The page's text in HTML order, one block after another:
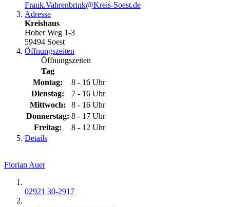
Frank.Vahrenbrink@​Kreis-Soest.de
Adresse
Kreishaus
Hoher Weg 1-3
59494 Soest
Öffnungszeiten
Öffnungszeiten
Tag
Montag:
8 - 16 Uhr
Dienstag:
7 - 16 Uhr
Mittwoch:
8 - 16 Uhr
Donnerstag: 8 - 17 Uhr
Freitag:
8 - 12 Uhr
Details
Florian Auer
02921 30-2917